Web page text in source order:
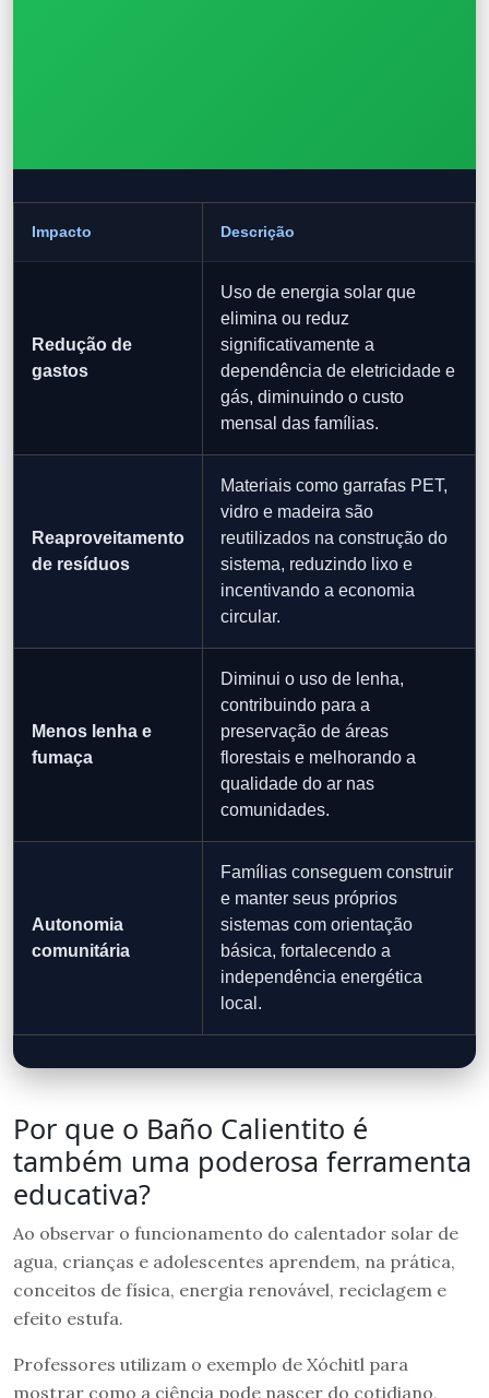
Impacto Descrição
Redução de
gastos
Uso de energia solar que
elimina ou reduz
significativamente a
dependência de eletricidade e
gás, diminuindo o custo
mensal das famílias.
Reaproveitamento
de resíduos
Materiais como garrafas PET,
vidro e madeira são
reutilizados na construção do
sistema, reduzindo lixo e
incentivando a economia
circular.
Menos lenha e
fumaça
Diminui o uso de lenha,
contribuindo para a
preservação de áreas
florestais e melhorando a
qualidade do ar nas
comunidades.
Autonomia
comunitária
Famílias conseguem construir
e manter seus próprios
sistemas com orientação
básica, fortalecendo a
independência energética
local.
Por que o Baño Calientito é
também uma poderosa ferramenta
educativa?
Ao observar o funcionamento do calentador solar de
agua, crianças e adolescentes aprendem, na prática,
conceitos de física, energia renovável, reciclagem e
efeito estufa.
Professores utilizam o exemplo de Xóchitl para
mostrar como a ciência pode nascer do cotidiano,